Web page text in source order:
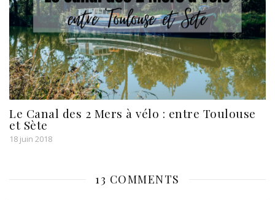
Le Canal des 2 Mers à vélo : entre Toulouse
et Sète
18 juin 2018
13 COMMENTS